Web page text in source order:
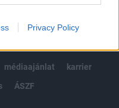
Privacy Policy
süti beállítások
médiaajánlat
karrier
ÁSZF